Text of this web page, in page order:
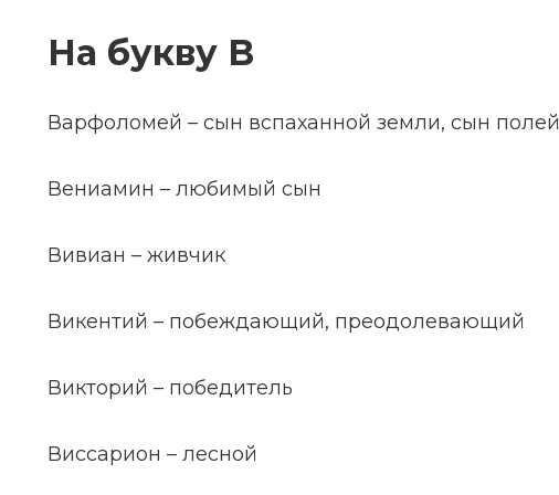
На букву В
Варфоломей – сын вспаханной земли, сын полей
Вениамин – любимый сын
Вивиан – живчик
Викентий – побеждающий, преодолевающий
Викторий – победитель
Виссарион – лесной